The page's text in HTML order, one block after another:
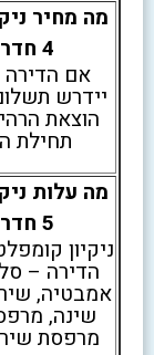
מה מחיר
4 חדרים?
אם הדירה
יידרש
הוצאת
תחילת
מה עלות
5 חדרים?
ניקיון
הדירה –
אמבטיה,
שינה,
מרפסת